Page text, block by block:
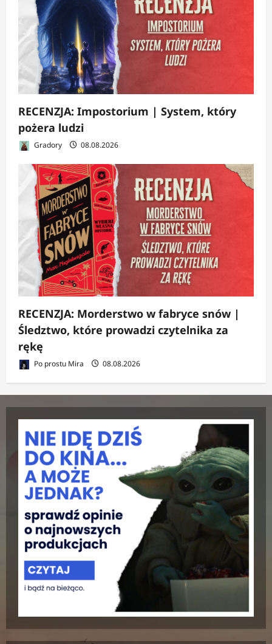
RECENZJA: Impostorium | System, który
pożera ludzi
Gradory 08.08.2026
RECENZJA: Morderstwo w fabryce snów |
Śledztwo, które prowadzi czytelnika za
rękę
Po prostu Mira 08.08.2026